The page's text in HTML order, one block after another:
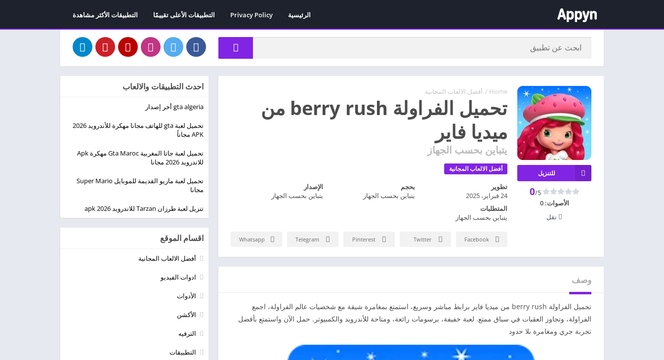
الرئيسية Privacy Policy التطبيقات الأعلى تقييمًا التطبيقات الأكثر مشاهدة
Home
/ أفضل الالعاب المجانية
تحميل الفراولة berry rush من
ميديا فاير
يتباين بحسب الجهاز
أفضل الالعاب المجانية
للتنزيل
0/5
الأصوات:0
نقل
تطوير
24 فبراير، 2025
بحجم
يتباين بحسب الجهاز
الإصدار
يتباين بحسب الجهاز
المتطلبات
يتباين بحسب الجهاز
Facebook
Twitter
Pinterest
Telegram
Whatsapp
وصف
تحميل الفراولة berry rush من ميديا فاير برابط مباشر وسريع، استمتع بمغامرة شيقة مع شخصيات عالم الفراولة، اجمع
الفراولة، وتجاوز العقبات في سباق ممتع. لعبة خفيفة، برسومات رائعة، ومتاحة للأندرويد والكمبيوتر. حمل الآن واستمتع بأفضل
تجربة جري ومغامرة بلا حدود
احدث التطبيقات والالعاب
gta algeria أخر إصدار
تحميل لعبة gta للهاتف مجانا مهكرة للأندرويد 2026
APK مجاناً
تحميل لعبة جاتا المغربية Gta Maroc مهكرة Apk
للاندرويد 2026 مجانا
تحميل لعبة ماريو القديمة للموبايل Super Mario
مجانا
تنزيل لعبة طرزان Tarzan للاندرويد apk 2026
اقسام الموقع
أفضل الالعاب المجانية
ادوات الفيديو
الأدوات
الأكشن
الترفيه
التطبيقات